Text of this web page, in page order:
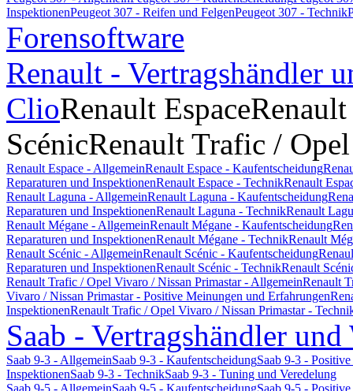
InspektionenPeugeot 307 - Reifen und FelgenPeugeot 307 - Technik
Forensoftware
Renault - Vertragshändler
ClioRenault Espace
ScénicRenault Trafic /
Renault Espace - AllgemeinRenault Espace - Kaufentscheidung
Reparaturen und InspektionenRenault Espace - TechnikRenault
Renault Laguna - AllgemeinRenault Laguna - Kaufentscheidung
Reparaturen und InspektionenRenault Laguna - TechnikRenault
Renault Mégane - AllgemeinRenault Mégane - Kaufentscheidung
Reparaturen und InspektionenRenault Mégane - TechnikRenault
Renault Scénic - AllgemeinRenault Scénic - Kaufentscheidung
Reparaturen und InspektionenRenault Scénic - TechnikRenault
Renault Trafic / Opel Vivaro / Nissan Primastar - AllgemeinRenault
Vivaro / Nissan Primastar - Positive Meinungen und Erfahrungen
InspektionenRenault Trafic / Opel Vivaro / Nissan Primastar -
Saab - Vertragshändler und
Saab 9-3 - AllgemeinSaab 9-3 - KaufentscheidungSaab 9-3 -
InspektionenSaab 9-3 - TechnikSaab 9-3 - Tuning und Veredelung
Saab 9-5 - AllgemeinSaab 9-5 - KaufentscheidungSaab 9-5 -